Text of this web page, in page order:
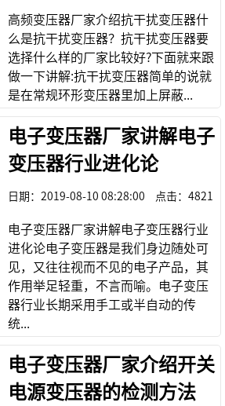
高频变压器厂家介绍抗干扰变压器什
么是抗干扰变压器？抗干扰变压器要
选择什么样的厂家比较好?下面就来跟
做一下讲解:抗干扰变压器简单的说就
是在常规环形变压器里加上屏蔽...
​电子变压器厂家讲解电子
变压器行业进化论
日期： 2019-08-10 08:28:00 点击： 4821
电子变压器厂家讲解电子变压器行业
进化论电子变压器是我们身边随处可
见，又往往视而不见的电子产品，其
作用举足轻重，不言而喻。电子变压
器行业长期采用手工或半自动的传
统...
电子变压器厂家介绍开关
电源变压器的检测方法